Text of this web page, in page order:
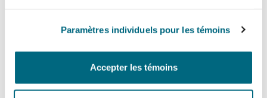
Paramètres individuels pour les témoins
Accepter les témoins
Responsabilité du fabricant
Assurance biens
County
The St Botolph Building
Fraude